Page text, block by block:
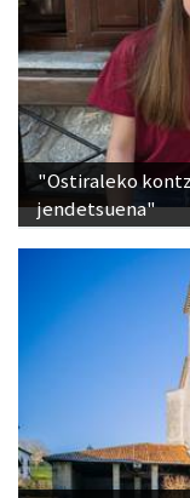
"Ostiraleko
jendetsuena"
San Bittorreko
eskuragarri